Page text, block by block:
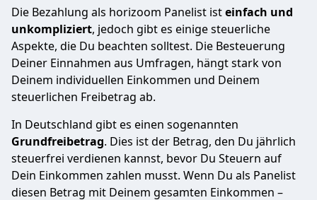
Die Bezahlung als horizoom Panelist isteinfach und
unkompliziert, jedoch gibt es einige steuerliche
Aspekte, die Du beachten solltest. Die Besteuerung
Deiner Einnahmen aus Umfragen, hängt stark von
Deinem individuellen Einkommen und Deinem
steuerlichen Freibetrag ab.
In Deutschland gibt es einen sogenannten
Grundfreibetrag. Dies ist der Betrag, den Du jährlich
steuerfrei verdienen kannst, bevor Du Steuern auf
Dein Einkommen zahlen musst. Wenn Du als Panelist
diesen Betrag mit Deinem gesamten Einkommen –